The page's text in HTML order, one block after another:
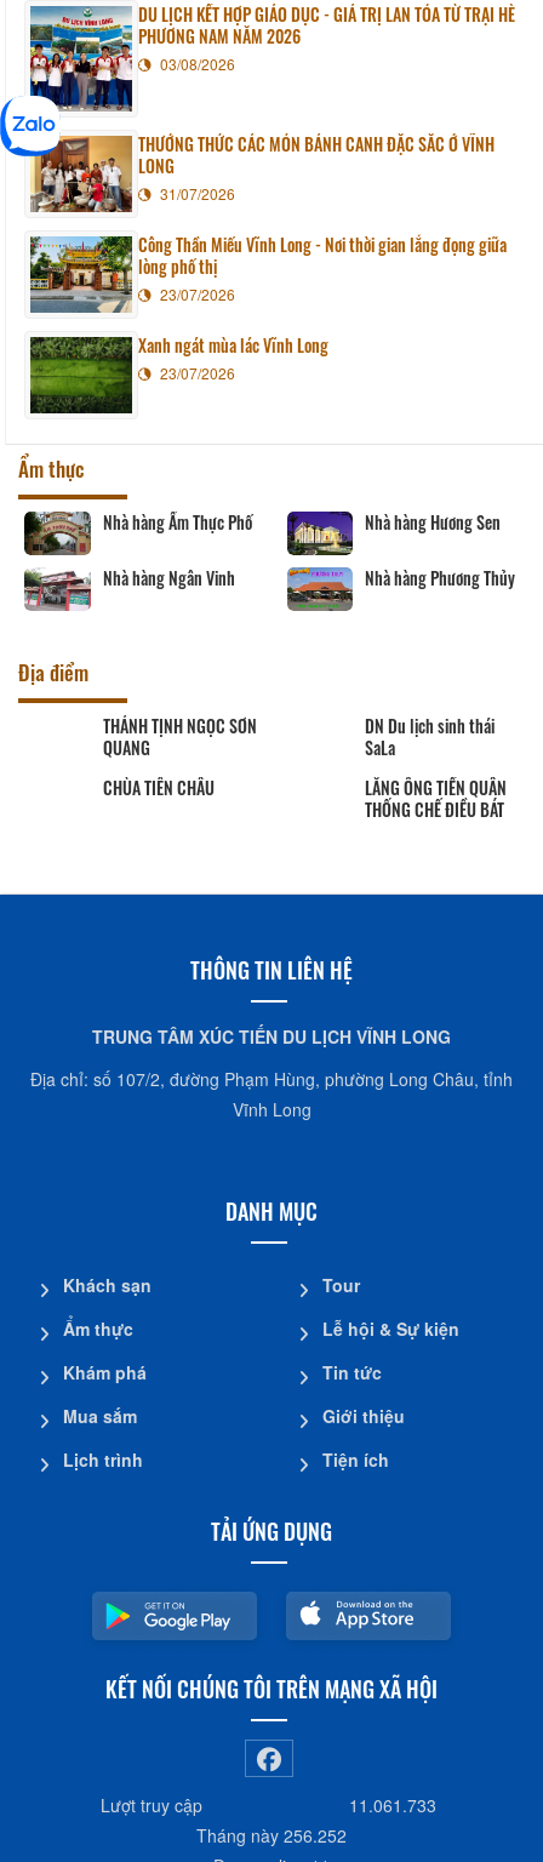
DU LỊCH KẾT HỢP GIÁO DỤC - GIÁ TRỊ LAN TỎA TỪ TRẠI HÈ
PHƯƠNG NAM NĂM 2026
03/08/2026
THƯỞNG THỨC CÁC MÓN BÁNH CANH ĐẶC SẮC Ở VĨNH
LONG
31/07/2026
Công Thần Miếu Vĩnh Long - Nơi thời gian lắng đọng giữa
lòng phố thị
23/07/2026
Xanh ngát mùa lác Vĩnh Long
23/07/2026
Ẩm thực
Nhà hàng Ẩm Thực Phố Nhà hàng Hương Sen
Nhà hàng Ngân Vinh Nhà hàng Phương Thủy
Địa điểm
THÁNH TỊNH NGỌC SƠN
QUANG
DN Du lịch sinh thái
SaLa
LĂNG ÔNG TIỀN QUÂN
THÔNG TIN LIÊN HỆ
TRUNG TÂM XÚC TIẾN DU LỊCH VĨNH LONG
Địa chỉ: số 107/2, đường Phạm Hùng, phường Long Châu, tỉnh
DANH MỤC
Khách sạn
Ẩm thực
Khám phá
Mua sắm
Tour
Lễ hội & Sự kiện
Tin tức
Giới thiệu
TẢI ỨNG DỤNG
KẾT NỐI CHÚNG TÔI TRÊN MẠNG XÃ HỘI
Lượt truy cập